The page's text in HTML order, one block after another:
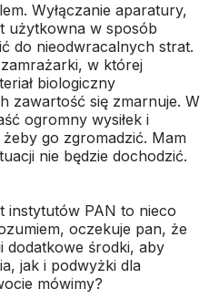
Wyłączanie aparatury,
użytkowna w sposób
do nieodwracalnych strat.
zamrażarki, w której
biologiczny
zawartość się zmarnuje. W
ogromny wysiłek i
go zgromadzić. Mam
nie będzie dochodzić.
instytutów PAN to nieco
oczekuje pan, że
dodatkowe środki, aby
jak i podwyżki dla
mówimy?